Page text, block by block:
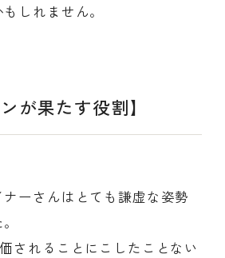
もしれません。
が果たす役割】
ーさんはとても謙虚な姿勢
されることにこしたことない